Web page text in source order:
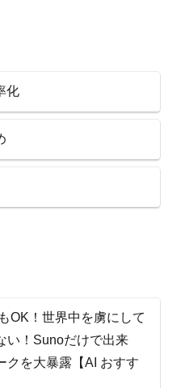
化
OK！世界中を虜にして
い！Sunoだけで出来
クを大暴露【AI おすす